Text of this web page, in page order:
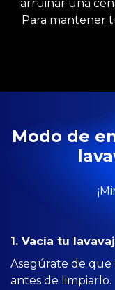
arruinar una
Para mantener
Modo de
1. Vacía tu
Asegúrate de que
antes de limpiarlo.